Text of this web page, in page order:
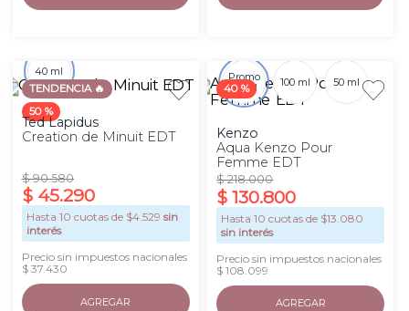
TENDENCIA 🔥
50 %
40 ml
Ted Lapidus
Creation de Minuit EDT
$ 90.580
$ 45.290
Hasta 10 cuotas de $4.529 sin
interés
Precio sin impuestos nacionales
$ 37.430
AGREGAR
40 %
Promo
100ml
100 ml 50 ml
Kenzo
Aqua Kenzo Pour
Femme EDT
$ 218.000
$ 130.800
Hasta10 cuotas de $13.080
sin interés
Precio sin impuestos nacionales
$ 108.099
AGREGAR